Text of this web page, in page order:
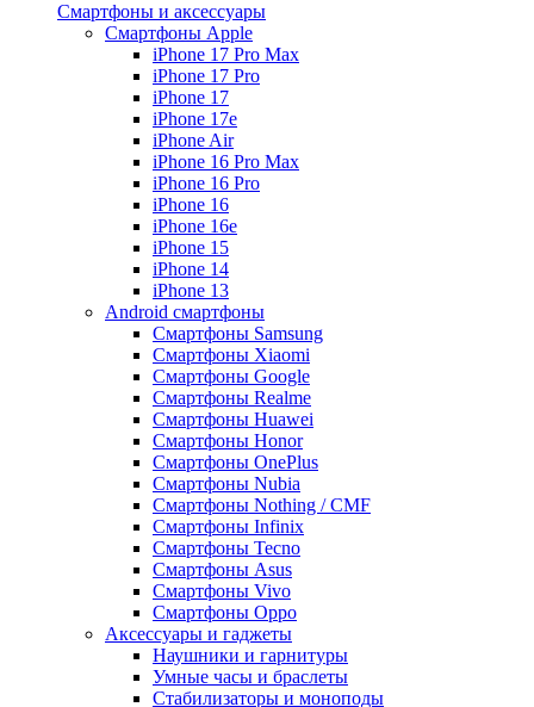
Смартфоны и аксессуары
Смартфоны Apple
iPhone 17 Pro Max
iPhone 17 Pro
iPhone 17
iPhone 17e
iPhone Air
iPhone 16 Pro Max
iPhone 16 Pro
iPhone 16
iPhone 16e
iPhone 15
iPhone 14
iPhone 13
Android cмартфоны
Смартфоны Samsung
Смартфоны Xiaomi
Смартфоны Google
Смартфоны Realme
Смартфоны Huawei
Смартфоны Honor
Смартфоны OnePlus
Смартфоны Nubia
Смартфоны Nothing / CMF
Смартфоны Infinix
Смартфоны Tecno
Смартфоны Asus
Смартфоны Vivo
Смартфоны Oppo
Аксессуары и гаджеты
Наушники и гарнитуры
Умные часы и браслеты
Стабилизаторы и моноподы